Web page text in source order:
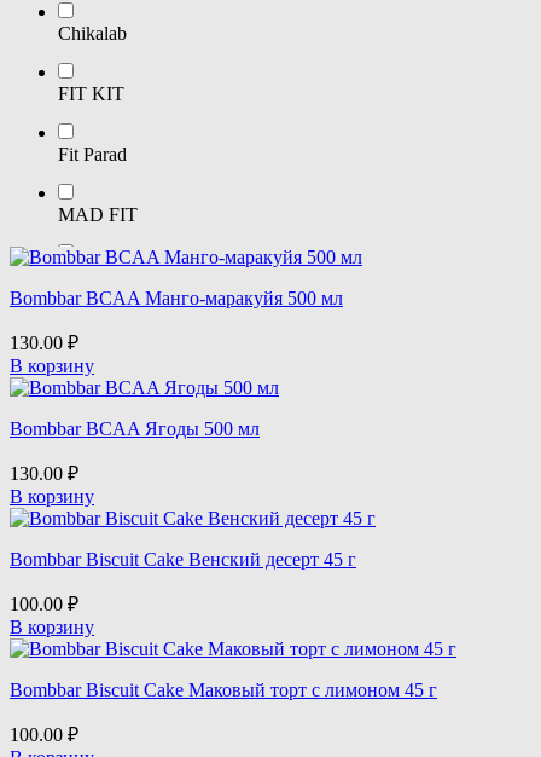
Chikalab
FIT KIT
Fit Parad
MAD FIT
Mr. Djemius ZERO
Power Pro
SPORTINIA
WOW Energy
Bombbar BCAA Манго-маракуйя 500 мл
130.00 ₽
В корзину
Bombbar BCAA Ягоды 500 мл
130.00 ₽
В корзину
Bombbar Biscuit Cake Венский десерт 45 г
100.00 ₽
В корзину
Bombbar Biscuit Cake Маковый торт с лимоном 45 г
100.00 ₽